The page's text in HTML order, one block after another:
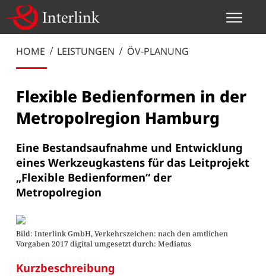
HOME LEISTUNGEN ÖV-PLANUNG
Flexible Bedienformen in der
Metropolregion Hamburg
Eine Bestandsaufnahme und Entwicklung
eines Werkzeugkastens für das Leitprojekt
„Flexible Bedienformen“ der
Metropolregion
Bild: Interlink GmbH, Verkehrszeichen: nach den amtlichen
Vorgaben 2017 digital umgesetzt durch: Mediatus
Kurzbeschreibung